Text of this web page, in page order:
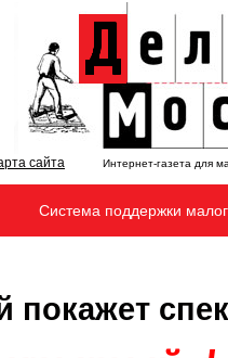
Интернет-газета для
Система поддержки